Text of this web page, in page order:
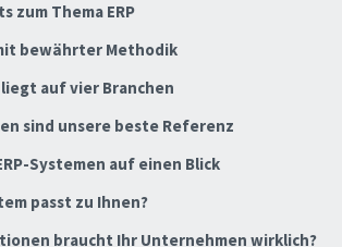
zum Thema ERP
bewährter Methodik
liegt auf vier Branchen
sind unsere beste Referenz
Systemen auf einen Blick
passt zu Ihnen?
braucht Ihr Unternehmen wirklich?